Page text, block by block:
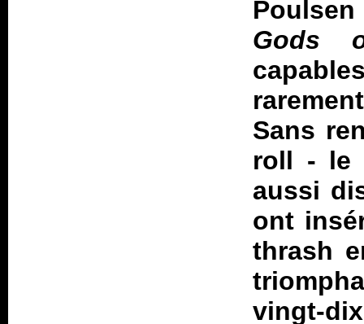
Gods
Sans
roll - le
aussi
ont
thrash
vingt-